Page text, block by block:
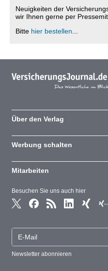
Neuigkeiten der
wir Ihnen gerne per
Bitte hier bestellen
Besuchen Sie uns auch hier
Newsletter abonnieren
Über den Verlag
Werbung schalten
Mitarbeiten